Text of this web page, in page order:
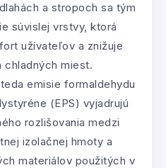
a stropoch sa tým
súvislej vrstvy, ktorá
užívateľov a znižuje
chladných miest.
emisie formaldehydu
(EPS) vyjadrujú
rozlišovania medzi
izolačnej hmoty a
materiálov použitých v